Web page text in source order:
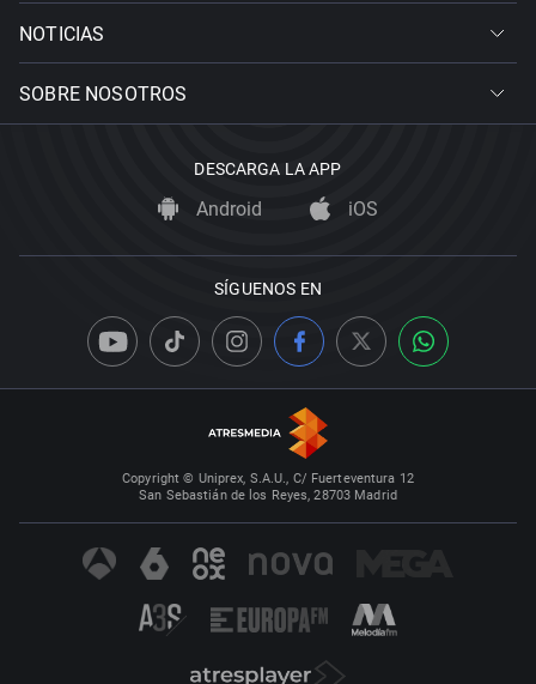
NOTICIAS
SOBRE NOSOTROS
DESCARGA LA APP
Android iOS
SÍGUENOS EN
Copyright © Uniprex, S.A.U., C/ Fuerteventura 12
San Sebastián de los Reyes, 28703 Madrid